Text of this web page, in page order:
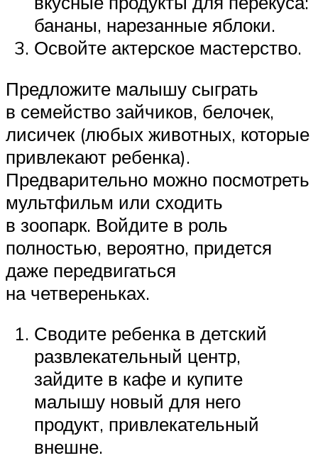
бананы, нарезанные яблоки.
Освойте актерское мастерство.
Предложите малышу сыграть
в семейство зайчиков, белочек,
лисичек (любых животных, которые
привлекают ребенка).
Предварительно можно посмотреть
мультфильм или сходить
в зоопарк. Войдите в роль
полностью, вероятно, придется
даже передвигаться
на четвереньках.
Сводите ребенка в детский
развлекательный центр,
зайдите в кафе и купите
малышу новый для него
продукт, привлекательный
внешне.